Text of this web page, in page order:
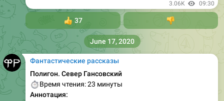
3.06K 09:30
37 👎
Фантастические рассказы
Полигон. Север Гансовский
Время чтения: 23 минуты
Аннотация:
June 17, 2020